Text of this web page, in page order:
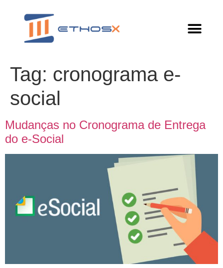
Tag: cronograma e-
social
Mudanças no Cronograma de Entrega
do e-Social